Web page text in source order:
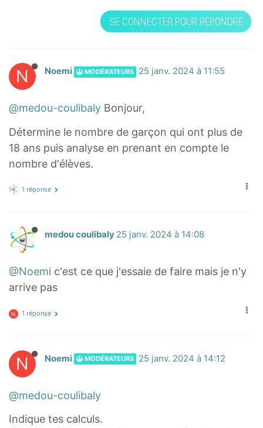
SE CONNECTER POUR RÉPONDRE
N Noemi MODÉRATEURS 25 janv. 2024 à 11:55
@medou-coulibaly Bonjour,
Détermine le nombre de garçon qui ont plus de
18 ans puis analyse en prenant en compte le
nombre d'élèves.
1 réponse
medou coulibaly 25 janv. 2024 à 14:08
@Noemi c'est ce que j'essaie de faire mais je n'y
arrive pas
N 1 réponse
N Noemi MODÉRATEURS 25 janv. 2024 à 14:12
@medou-coulibaly
Indique tes calculs.